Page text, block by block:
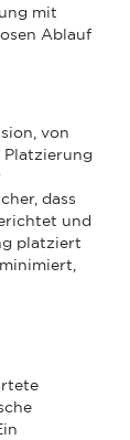
mit
Ablauf
von
Platzierung
dass
und
platziert